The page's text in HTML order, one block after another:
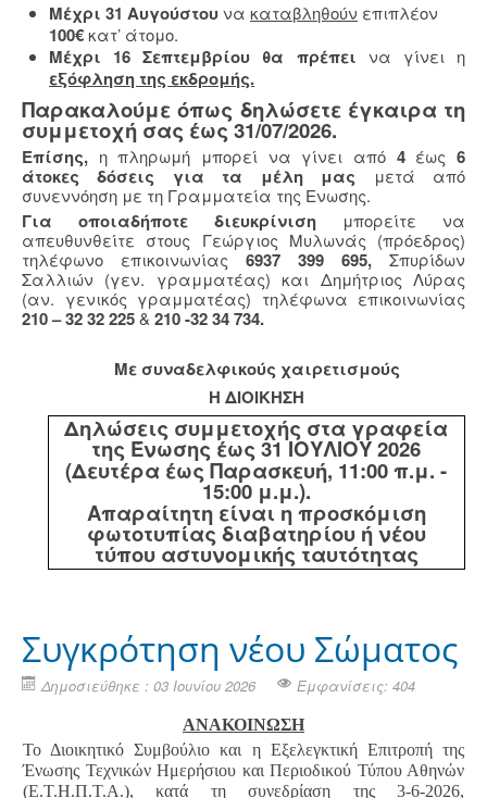
Μέχρι 31 Αυγούστουνα καταβληθούν επιπλέον
100€κατ’ άτομο.
Μέχρι 16 Σεπτεμβρίου θα πρέπει να γίνει η
εξόφληση της εκδρομής.
Παρακαλούμε όπως δηλώσετε έγκαιρα τη
συμμετοχή σας έως 31/07/2026.
Επίσης, η πληρωμή μπορεί να γίνει από 4 έως6
άτοκες δόσεις για τα μέλη μας
μετά από
συνεννόηση με τη Γραμματεία της Ενωσης.
Για οποιαδήποτε διευκρίνιση
μπορείτε να
απευθυνθείτε στους Γεώργιος Μυλωνάς (πρόεδρος)
τηλέφωνο επικοινωνίας 6937 399 695, Σπυρίδων
Σαλλιών (γεν. γραμματέας) και Δημήτριος Λύρας
(αν. γενικός γραμματέας) τηλέφωνα επικοινωνίας
210 – 32 32 225& 210 -32 34 734.
Με συναδελφικούς χαιρετισμούς
Η ΔΙΟΙΚΗΣΗ
Δηλώσεις συμμετοχής στα γραφεία
της Ένωσης έως 31 ΙΟΥΛΙΟΥ 2026
(Δευτέρα έως Παρασκευή, 11:00 π.μ. -
15:00 μ.μ.).
Απαραίτητη είναι η προσκόμιση
φωτοτυπίας διαβατηρίου ή νέου
τύπου αστυνομικής ταυτότητας
Συγκρότηση νέου Σώματος
Δημοσιεύθηκε : 03 Ιουνίου 2026 Εμφανίσεις: 404
ΑΝΑΚΟΙΝΩΣΗ
Το Διοικητικό Συμβούλιο και η Εξελεγκτική Επιτροπή της
Ένωσης Τεχνικών Ημερήσιου και Περιοδικού Τύπου Αθηνών
(Ε.Τ.Η.Π.Τ.Α.), κατά τη συνεδρίαση της 3-6-2026,